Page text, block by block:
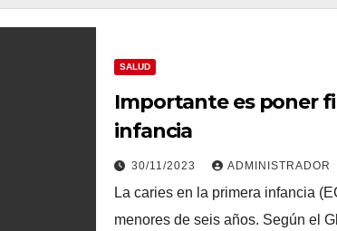
SALUD
Importante es poner
infancia
30/11/2023 ADMINISTRADOR
La caries en la primera infancia
menores de seis años. Según el